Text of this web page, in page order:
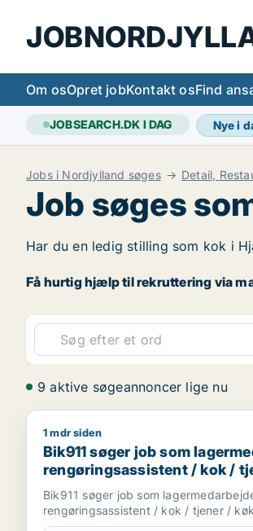
Om osOpret jobKontakt osFind
JOBSEARCH.DK I DAG Nye i
Jobs i Nordjylland søges Detail,
Job søges
Har du en ledig stilling som kok i
Få hurtig hjælp til rekruttering via
9 aktive søgeannoncer lige nu
Bik911 søger job som
1 mdr siden
Bik911 søger job som
rengøringsassistent / kok /
køkkenmedarbejder
Bik911 søger job som
rengøringsassistent / kok / tjener /